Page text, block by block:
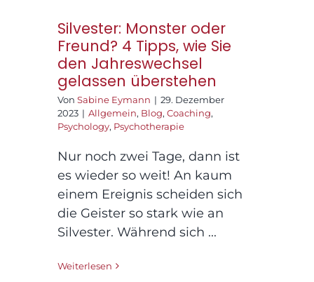
Silvester: Monster oder
Freund? 4 Tipps, wie Sie
den Jahreswechsel
gelassen überstehen
Von Sabine Eymann | 29. Dezember
2023 | Allgemein, Blog, Coaching,
Psychology, Psychotherapie
Nur noch zwei Tage, dann ist
es wieder so weit! An kaum
einem Ereignis scheiden sich
die Geister so stark wie an
Silvester. Während sich ...
Weiterlesen